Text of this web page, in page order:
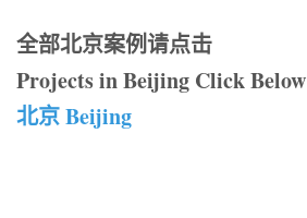
全部北京案例请点击
Projects in Beijing Click Below
北京 Beijing